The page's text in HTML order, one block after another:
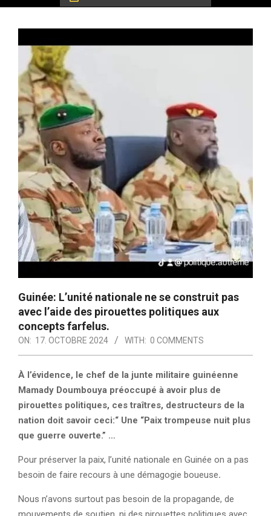
Guinée: L’unité nationale ne se construit pas
avec l’aide des pirouettes politiques aux
concepts farfelus.
ON: 17. OCTOBRE 2024 WITH: 0 COMMENTS
À l’évidence, le chef de la junte militaire guinéenne
Mamady Doumbouya préoccupé à avoir plus de
pirouettes politiques, ces traîtres, destructeurs de la
nation doit savoir ceci:“ Une “Paix trompeuse nuit plus
que guerre ouverte.” …
Pour préserver la paix, l’unité nationale en Guinée on a pas
besoin de faire recours à une démagogie boueuse.
Nous n’avons surtout pas besoin de la propagande, de